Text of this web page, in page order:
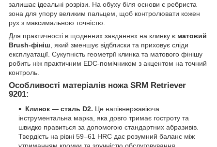
залишає ідеальні розрізи. На обуху біля основи є ребриста
зона для упору великим пальцем, щоб контролювати кожен
рух з максимальною точністю.
Для практичності в щоденних завданнях на клинку є матовий
Brush-фініш , який зменшує відблиски та приховує сліди
експлуатації. Сукупність геометрії клинка та матового фінішу
робить ніж практичним EDC-помічником з акцентом на точний
контроль.
Особливості матеріалів ножа SRM Retriever
9201:
Клинок — сталь D2. Це напівнержавіюча
інструментальна марка, яка довго тримає гостроту та
швидко правиться за допомогою стандартних абразивів.
Твердість на рівні 59–61 HRC дає розумний баланс між